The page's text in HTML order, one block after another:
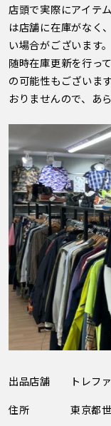
店頭で実際にアイテ
は店舗に在庫がなく
い場合がございます。
随時在庫更新を行っ
の可能性もございま
おりませんので、あ
出品店舗
トレフ
住所
東京都